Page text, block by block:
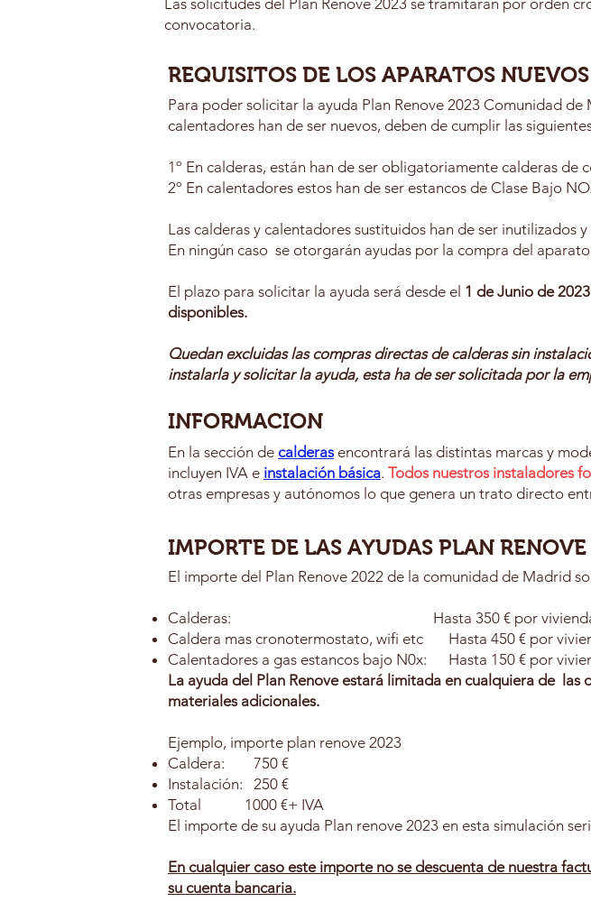
convocatoria.
REQUISITOS DE LOS APARATOS NUEVOS
Para poder solicitar la ayuda Plan Renove 2023 Comunidad
calentadores han de ser nuevos, deben de cumplir las
1º En calderas, están han de ser obligatoriamente calderas de
2º En calentadores estos han de ser estancos de Clase Bajo
Las calderas y calentadores sustituidos han de ser inutilizados
En ningún caso se otorgarán ayudas por la compra del
El plazo para solicitar la ayuda será desde el 1 de Junio de
disponibles.
Quedan excluidas las compras directas de calderas sin
instalarla y solicitar la ayuda, esta ha de ser solicitada por la
INFORMACION
En la sección de calderasencontrará las distintas marcas y
incluyen IVA e instalación básica. Todos nuestros instaladores
otras empresas y autónomos lo que genera un trato directo
IMPORTE DE LAS AYUDAS PLAN
El importe del Plan Renove 2022 de la comunidad de Madrid
Calderas: Hasta 350 € por
Caldera mas cronotermostato, wifi etc Hasta 450 € por
Calentadores a gas estancos bajo N0x: Hasta 150 € por
La ayuda del Plan Renove estará limitada en cualquiera de las
materiales adicionales.
Ejemplo, importe plan renove 2023
Caldera: 750 €
Instalación: 250 €
Total 1000 €+ IVA
El importe de su ayuda Plan renove 2023 en esta simulación
En cualquier caso este importe no se descuenta de nuestra
su cuenta bancaria.